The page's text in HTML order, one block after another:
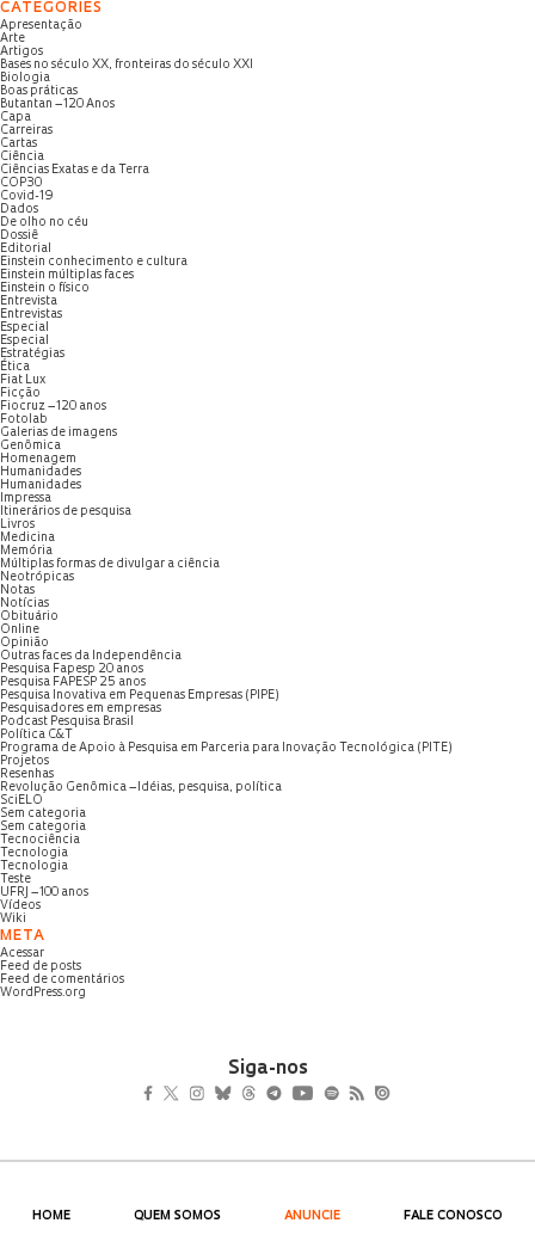
CATEGORIES
Apresentação
Arte
Artigos
Bases no século XX, fronteiras do século XXI
Biologia
Boas práticas
Butantan – 120 Anos
Capa
Carreiras
Cartas
Ciência
Ciências Exatas e da Terra
COP30
Covid-19
Dados
De olho no céu
Dossiê
Editorial
Einstein conhecimento e cultura
Einstein múltiplas faces
Einstein o físico
Entrevista
Entrevistas
Especial
Especial
Estratégias
Ética
Fiat Lux
Ficção
Fiocruz – 120 anos
Fotolab
Galerias de imagens
Genômica
Homenagem
Humanidades
Humanidades
Impressa
Itinerários de pesquisa
Livros
Medicina
Memória
Múltiplas formas de divulgar a ciência
Neotrópicas
Notas
Notícias
Obituário
Online
Opinião
Outras faces da Independência
Pesquisa Fapesp 20 anos
Pesquisa FAPESP 25 anos
Pesquisa Inovativa em Pequenas Empresas (PIPE)
Pesquisadores em empresas
Podcast Pesquisa Brasil
Política C&T
Programa de Apoio à Pesquisa em Parceria para Inovação Tecnológica (PITE)
Projetos
Resenhas
Revolução Genômica – Idéias, pesquisa, política
SciELO
Sem categoria
Sem categoria
Tecnociência
Tecnologia
Tecnologia
Teste
UFRJ – 100 anos
Vídeos
Wiki
META
Acessar
Feed de posts
Feed de comentários
WordPress.org
Siga-nos
HOME QUEM SOMOS ANUNCIE FALE CONOSCO